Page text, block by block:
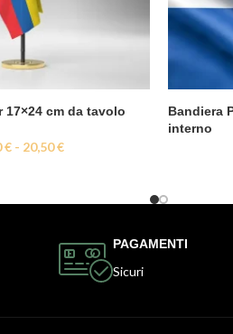
17×24 cm da tavolo
€ - 20,50€
Bandiera
interno
PAGAMENTI
Sicuri